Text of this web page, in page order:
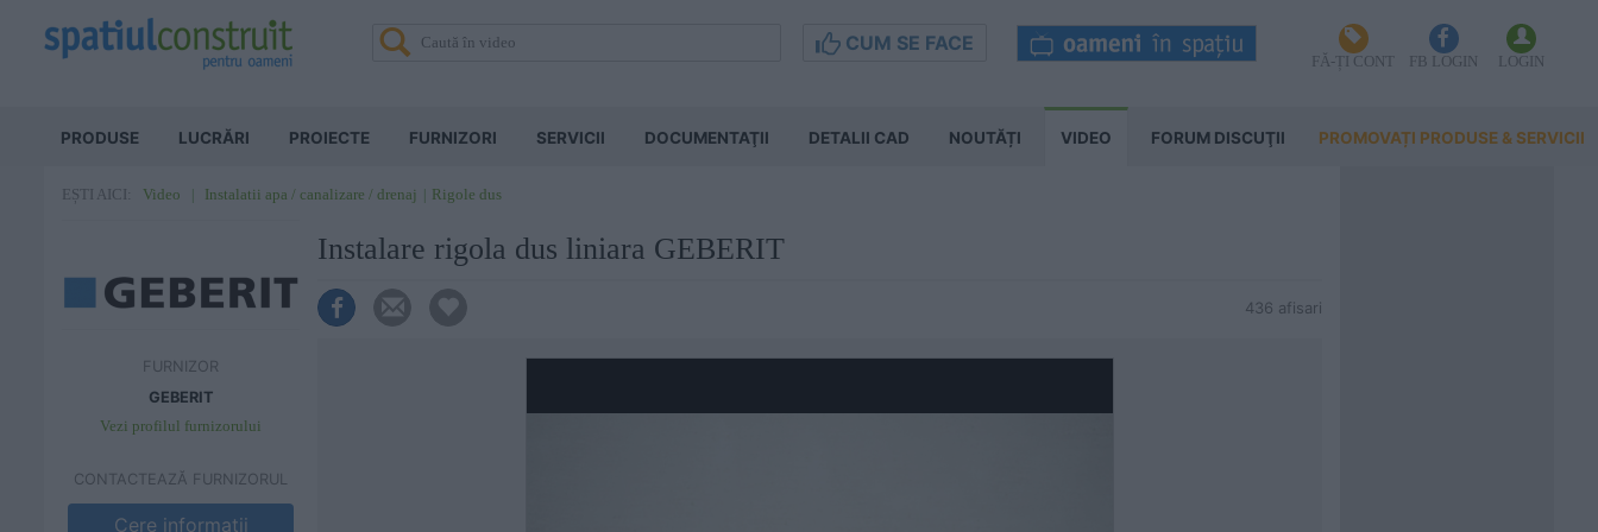
CUM SE FACE
FĂ-ȚI CONT FB LOGIN LOGIN
PRODUSE LUCRĂRI PROIECTE FURNIZORI SERVICII DOCUMENTAŢII DETALII CAD NOUTĂȚI VIDEO FORUM DISCUŢII PROMOVAȚI PRODUSE & SERVICII
EȘTI AICI: Video Instalatii apa / canalizare / drenaj Rigole dus
FURNIZOR
GEBERIT
Vezi profilul furnizorului
CONTACTEAZĂ FURNIZORUL
Cere informatii
Instalare rigola dus liniara GEBERIT
436 afisari